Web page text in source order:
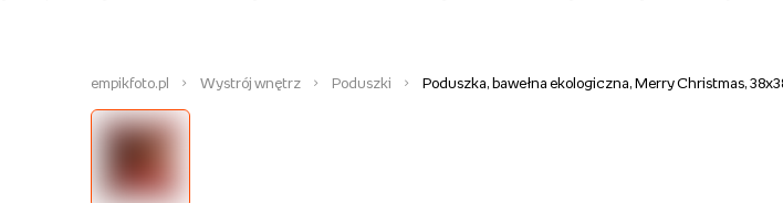
empikfoto.pl Wystrój wnętrz Poduszki Poduszka, bawełna ekologiczna, Merry Christmas,